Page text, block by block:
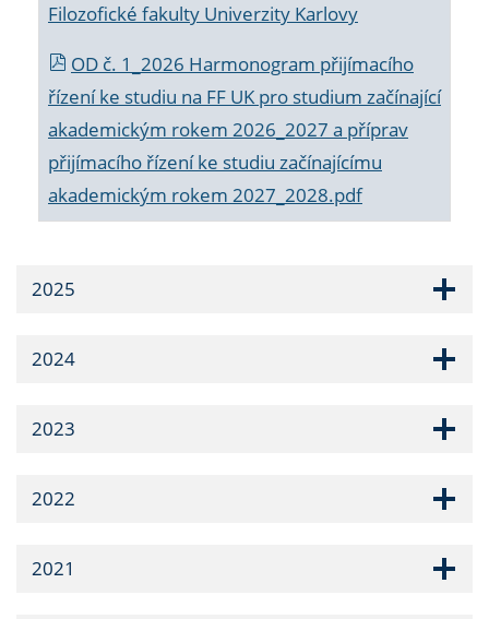
Filozofické fakulty Univerzity Karlovy
OD č. 1_2026 Harmonogram přijímacího
řízení ke studiu na FF UK pro studium začínající
akademickým rokem 2026_2027 a příprav
přijímacího řízení ke studiu začínajícímu
akademickým rokem 2027_2028.pdf
2025
2024
2023
2022
2021